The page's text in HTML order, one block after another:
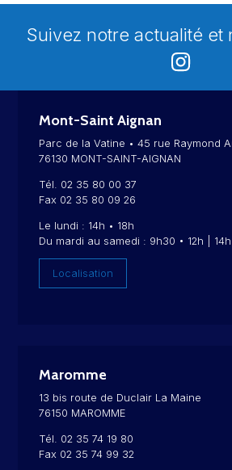
Suivez notre actualité et
Mont-Saint Aignan
Parc de la Vatine • 45 rue Raymond
76130 MONT-SAINT-AIGNAN
Tél. 02 35 80 00 37
Fax 02 35 80 09 26
Le lundi : 14h • 18h
Du mardi au samedi : 9h30 • 12h | 14h
Localisation
Maromme
13 bis route de Duclair La Maine
76150 MAROMME
Tél. 02 35 74 19 80
Fax 02 35 74 99 32